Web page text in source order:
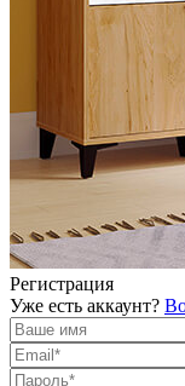
Регистрация
Уже есть аккаунт?